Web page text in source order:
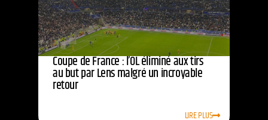
Coupe de France : l’OL éliminé aux tirs
au but par Lens malgré un incroyable
retour
LIRE PLUS